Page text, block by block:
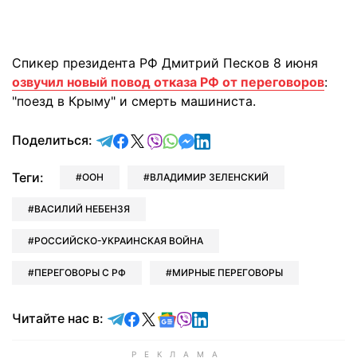
Спикер президента РФ Дмитрий Песков 8 июня
озвучил новый повод отказа РФ от переговоров:
"поезд в Крыму" и смерть машиниста.
Поделиться: отправить в Telegram
поделиться в Facebook
поделиться в X
отправить в Viber
отправить в Whatsapp
отправить в Messenger
отправить в LinkedIn
Теги: ООН ВЛАДИМИР ЗЕЛЕНСКИЙ
ВАСИЛИЙ НЕБЕНЗЯ
РОССИЙСКО-УКРАИНСКАЯ ВОЙНА
ПЕРЕГОВОРЫ С РФ МИРНЫЕ ПЕРЕГОВОРЫ
Читайте нас в: Читайте в Telegram
Читайте в Facebook
Читайте в X
Читайте в Google news
Читайте в Viber
Читайте в LinkedIn